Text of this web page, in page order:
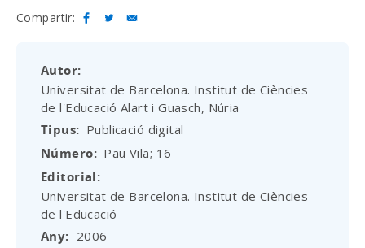
Compartir:
Autor
Universitat de Barcelona. Institut de Ciències
de l'Educació Alart i Guasch, Núria
Tipus Publicació digital
Número Pau Vila; 16
Editorial
Universitat de Barcelona. Institut de Ciències
de l'Educació
Any
2006